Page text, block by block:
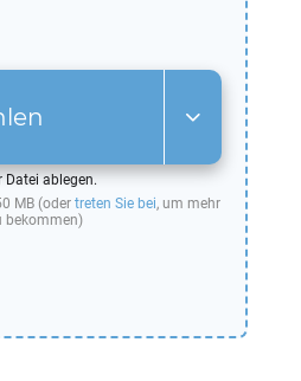
Datei ablegen.
MB (oder treten Sie bei, um mehr
bekommen)